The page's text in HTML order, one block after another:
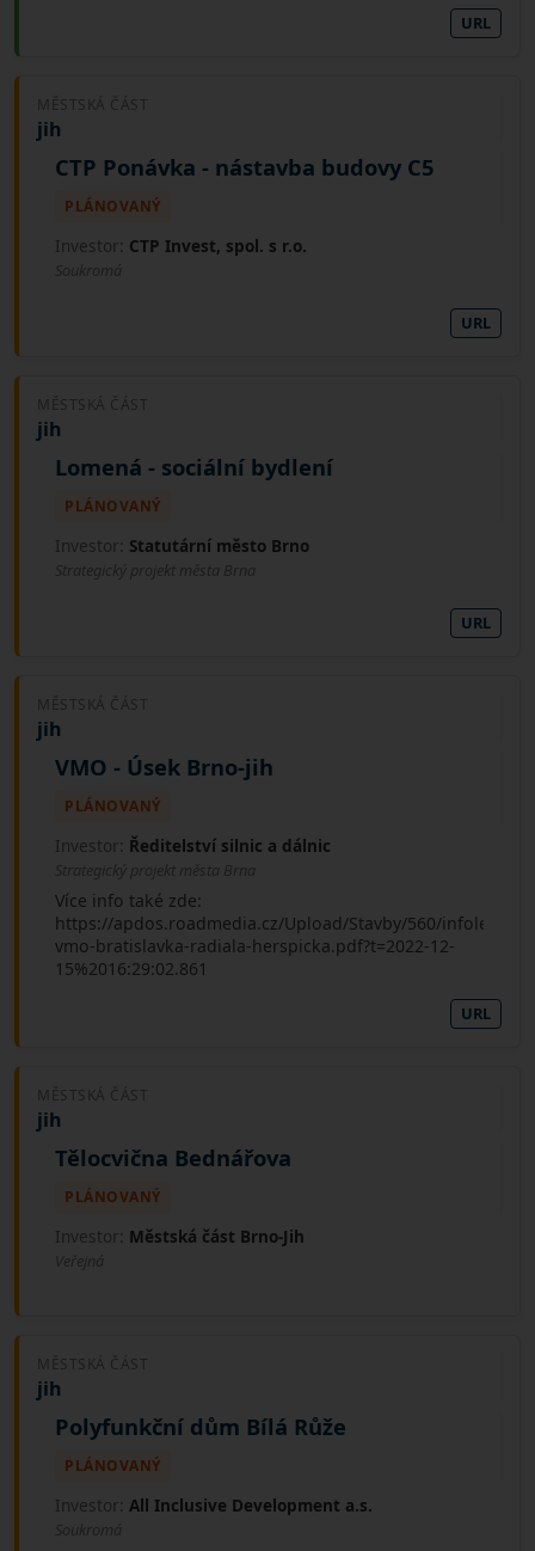
URL
MĚSTSKÁ ČÁST
jih
CTP Ponávka - nástavba budovy C5
PLÁNOVANÝ
Investor: CTP Invest, spol. s r.o.
Soukromá
URL
MĚSTSKÁ ČÁST
jih
Lomená - sociální bydlení
PLÁNOVANÝ
Investor: Statutární město Brno
Strategický projekt města Brna
URL
MĚSTSKÁ ČÁST
jih
VMO - Úsek Brno-jih
PLÁNOVANÝ
Investor: Ředitelství silnic a dálnic
Strategický projekt města Brna
Více info také zde:
https://apdos.roadmedia.cz/Upload/Stavby/560/
vmo-bratislavka-radiala-herspicka.pdf?t=2022-12-
15%2016:29:02.861
URL
MĚSTSKÁ ČÁST
jih
Tělocvična Bednářova
PLÁNOVANÝ
Investor: Městská část Brno-Jih
Veřejná
MĚSTSKÁ ČÁST
jih
Polyfunkční dům Bílá Růže
PLÁNOVANÝ
Investor: All Inclusive Development a.s.
Soukromá